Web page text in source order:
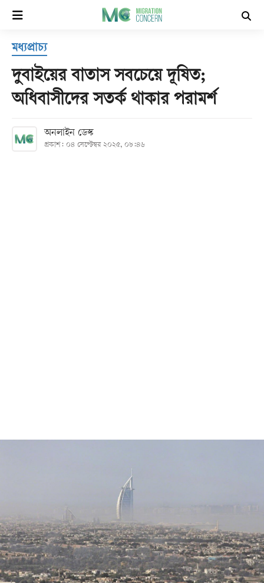
হোম
সর্বশেষ
বিভাগ
মধ্যপ্রাচ্য
দুবাইয়ের বাতাস সবচেয়ে দূষিত;
অধিবাসীদের সতর্ক থাকার পরামর্শ
অনলাইন ডেস্ক
প্রকাশ: ০৪ সেপ্টেম্বর ২০২৫, ০৮:৪৬